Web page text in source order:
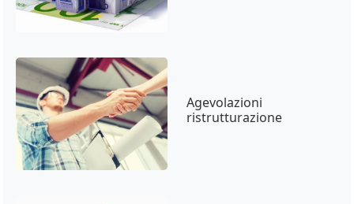
Agevolazioni
ristrutturazione